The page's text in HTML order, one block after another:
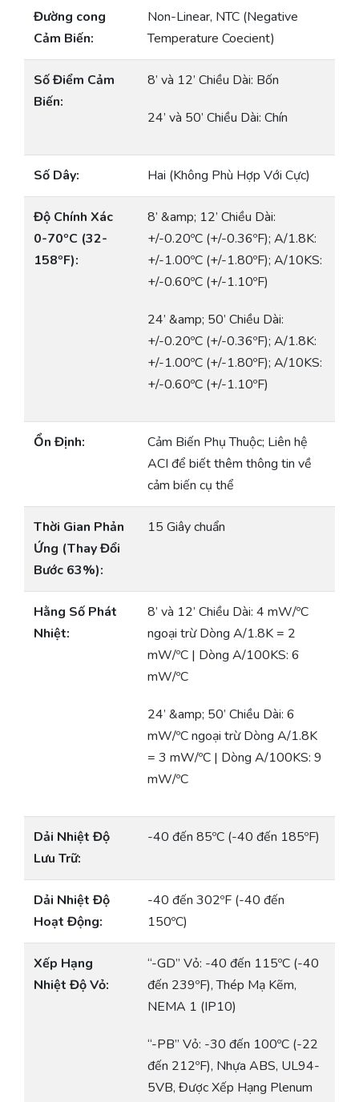
Đường cong
Cảm Biến:
Non-Linear, NTC (Negative
Temperature Coecient)
Số Điểm Cảm
Biến:
8’ và 12’ Chiều Dài: Bốn
24’ và 50’ Chiều Dài: Chín
Số Dây: Hai (Không Phù Hợp Với Cực)
Độ Chính Xác
0-70ºC (32-
158ºF):
8’ &amp; 12’ Chiều Dài:
+/-0.20ºC (+/-0.36ºF); A/1.8K:
+/-1.00ºC (+/-1.80ºF); A/10KS:
+/-0.60ºC (+/-1.10ºF)
24’ &amp; 50’ Chiều Dài:
+/-0.20ºC (+/-0.36ºF); A/1.8K:
+/-1.00ºC (+/-1.80ºF); A/10KS:
+/-0.60ºC (+/-1.10ºF)
Ổn Định:
Cảm Biến Phụ Thuộc; Liên hệ
ACI để biết thêm thông tin về
cảm biến cụ thể
Thời Gian Phản
Ứng (Thay Đổi
Bước 63%):
15 Giây chuẩn
Hằng Số Phát
Nhiệt:
8’ và 12’ Chiều Dài: 4 mW/ºC
ngoại trừ Dòng A/1.8K = 2
mW/ºC | Dòng A/100KS: 6
mW/ºC
24’ &amp; 50’ Chiều Dài: 6
mW/ºC ngoại trừ Dòng A/1.8K
= 3 mW/ºC | Dòng A/100KS: 9
mW/ºC
Dải Nhiệt Độ
Lưu Trữ:
-40 đến 85ºC (-40 đến 185ºF)
Dải Nhiệt Độ
Hoạt Động:
-40 đến 302ºF (-40 đến
150ºC)
Xếp Hạng
Nhiệt Độ Vỏ:
“-GD” Vỏ: -40 đến 115ºC (-40
đến 239ºF), Thép Mạ Kẽm,
NEMA 1 (IP10)
“-PB” Vỏ: -30 đến 100ºC (-22
đến 212ºF), Nhựa ABS, UL94-
5VB, Được Xếp Hạng Plenum